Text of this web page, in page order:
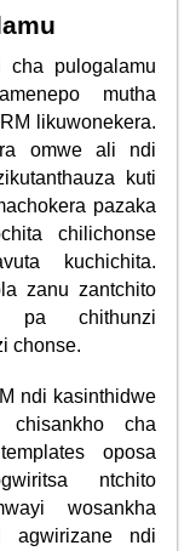
cha pulogalamu
mutha
likuwonekera.
omwe ali ndi
kuti
pazaka
chilichonse
kuchichita.
zanu zantchito
pa chithunzi
chonse.
ndi kasinthidwe
chisankho cha
oposa
ntchito
wosankha
agwirizane ndi